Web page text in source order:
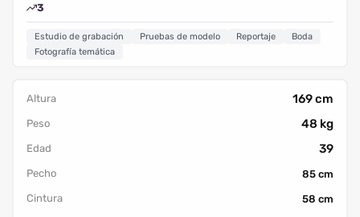
3
Estudio de grabación Pruebas de modelo Reportaje
Boda
Fotografía temática
Altura 169 cm
Peso 48 kg
Edad 39
Pecho
85 cm
Cintura
58 cm